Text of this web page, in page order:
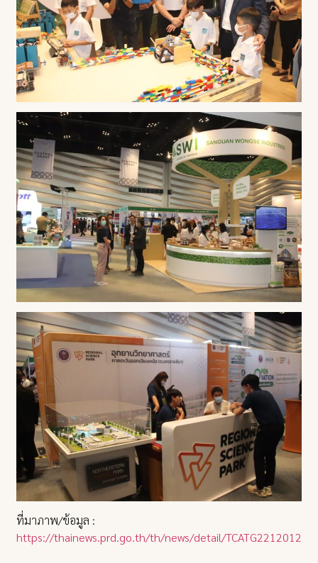
ที่มาภาพ/ข้อมูล :
https://thainews.prd.go.th/th/news/detail/